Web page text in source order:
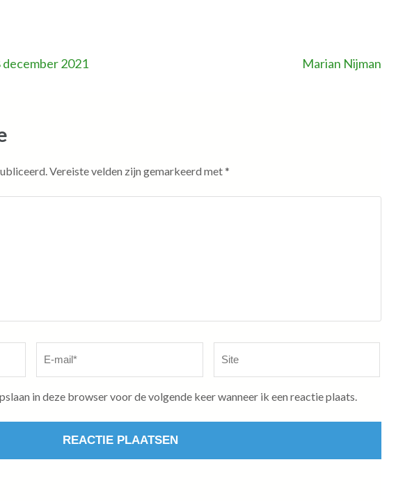
2021 Marian Nijman
Vereiste velden zijn gemarkeerd met*
mail*
in deze browser voor de volgende keer wanneer ik een reactie plaats.